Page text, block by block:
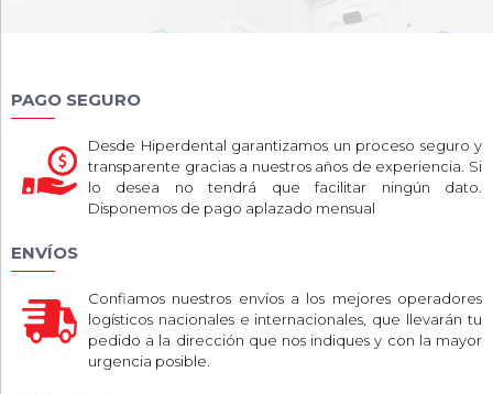
PAGO SEGURO
Desde Hiperdental garantizamos un proceso seguro y
transparente gracias a nuestros años de experiencia. Si
lo desea no tendrá que facilitar ningún dato.
Disponemos de pago aplazado mensual
ENVÍOS
Confiamos nuestros envíos a los mejores operadores
logísticos nacionales e internacionales, que llevarán tu
pedido a la dirección que nos indiques y con la mayor
urgencia posible.